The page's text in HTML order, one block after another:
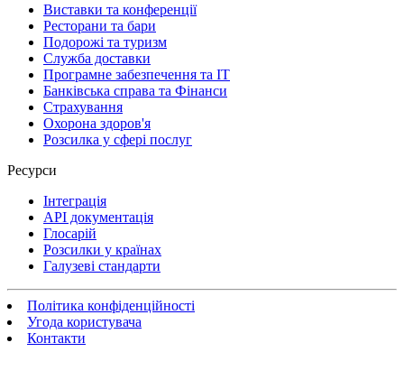
Виставки та конференції
Ресторани та бари
Подорожі та туризм
Служба доставки
Програмне забезпечення та IT
Банківська справа та Фінанси
Страхування
Охорона здоров'я
Розсилка у сфері послуг
Ресурси
Інтеграція
API документація
Глосарій
Розсилки у країнах
Галузеві стандарти
Політика конфіденційності
Угода користувача
Контакти